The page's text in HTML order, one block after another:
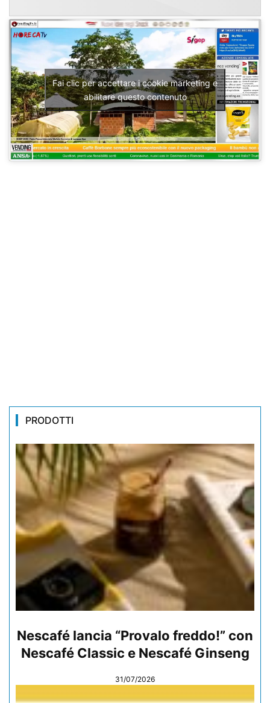
Fai clic per accettare i cookie marketing e
abilitare questo contenuto
PRODOTTI
Nescafé lancia “Provalo freddo!” con
Nescafé Classic e Nescafé Ginseng
31/07/2026